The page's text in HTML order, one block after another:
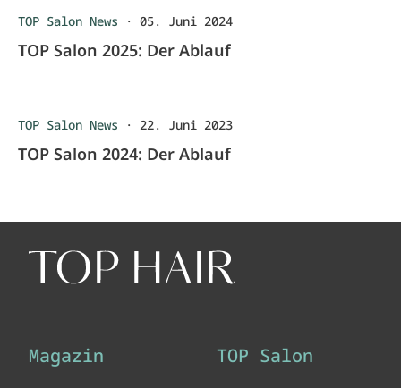
TOP Salon News · 05. Juni 2024
TOP Salon 2025: Der Ablauf
TOP Salon News · 22. Juni 2023
TOP Salon 2024: Der Ablauf
Magazin TOP Salon